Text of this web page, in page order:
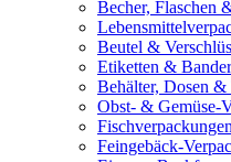
Becher, Flaschen
Beutel &
Etiketten &
Behälter, Dosen &
Obst- & Gemüse-
Fischverpackungen
Feingebäck-